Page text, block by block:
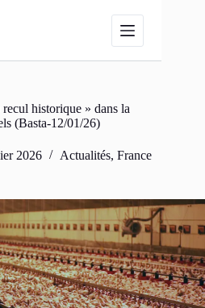
historique » dans la
(Basta-12/01/26)
2026 Actualités, France